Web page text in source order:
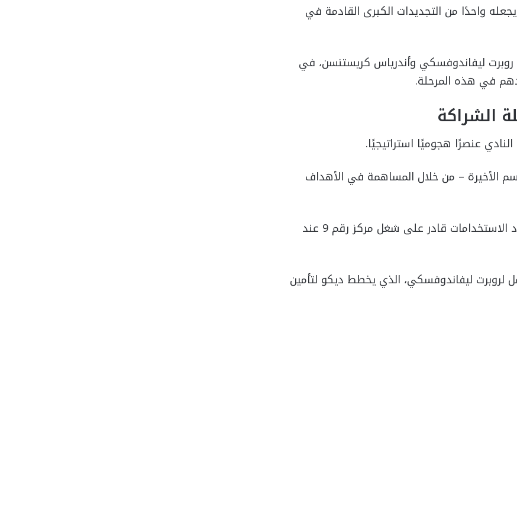
ساري حتى 30 يونيو 2027، مما يجعله واحدًا من التجديدات الكبرى القادمة في
روبرت ليفاندوفسكي وأندرياس كريستنسن، في
في هذه المرحلة.
الشراكة
عنصرًا هجوميًا استراتيجيًا.
العمر 25 عامًا في المواسم الأخيرة – من خلال المساهمة في الأهداف
داخل القسم الرياضي، يُنظر إلى فيران كجناح متعدد الاستخدامات قادر على شغل مركز رقم 9 عند
لروبرت ليفاندوفسكي، الذي يخطط ديكو لتأمين